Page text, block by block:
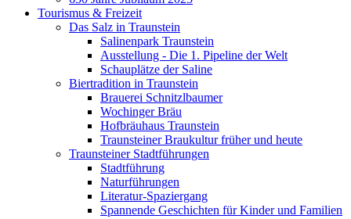
Tourismus & Freizeit
Das Salz in Traunstein
Salinenpark Traunstein
Ausstellung - Die 1. Pipeline der Welt
Schauplätze der Saline
Biertradition in Traunstein
Brauerei Schnitzlbaumer
Wochinger Bräu
Hofbräuhaus Traunstein
Traunsteiner Braukultur früher und heute
Traunsteiner Stadtführungen
Stadtführung
Naturführungen
Literatur-Spaziergang
Spannende Geschichten für Kinder und Familien